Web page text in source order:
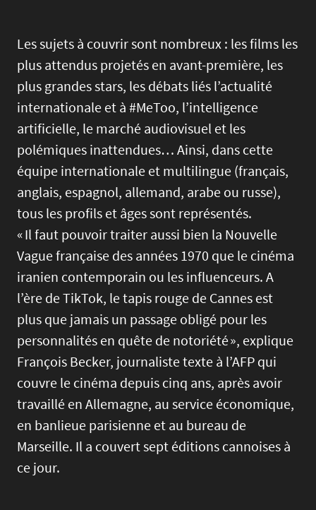
Les sujets à couvrir sont nombreux : les films les
plus attendus projetés en avant-première, les
plus grandes stars, les débats liés l’actualité
internationale et à #MeToo, l’intelligence
artificielle, le marché audiovisuel et les
polémiques inattendues… Ainsi, dans cette
équipe internationale et multilingue (français,
anglais, espagnol, allemand, arabe ou russe),
tous les profils et âges sont représentés.
« Il faut pouvoir traiter aussi bien la Nouvelle
Vague française des années 1970 que le cinéma
iranien contemporain ou les influenceurs. A
l’ère de TikTok, le tapis rouge de Cannes est
plus que jamais un passage obligé pour les
personnalités en quête de notoriété », explique
François Becker, journaliste texte à l’AFP qui
couvre le cinéma depuis cinq ans, après avoir
travaillé en Allemagne, au service économique,
en banlieue parisienne et au bureau de
Marseille. Il a couvert sept éditions cannoises à
ce jour.